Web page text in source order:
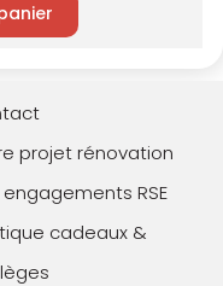
projet rénovation
engagements RSE
cadeaux &